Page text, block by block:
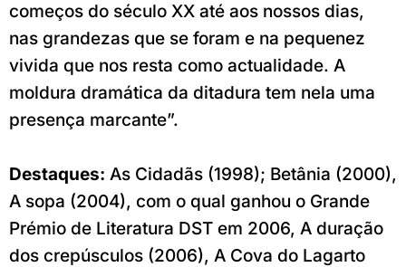
começos do século XX até aos nossos dias,
nas grandezas que se foram e na pequenez
vivida que nos resta como actualidade. A
moldura dramática da ditadura tem nela uma
presença marcante”.
Destaques: As Cidadãs (1998); Betânia (2000),
A sopa (2004), com o qual ganhou o Grande
Prémio de Literatura DST em 2006, A duração
dos crepúsculos (2006), A Cova do Lagarto